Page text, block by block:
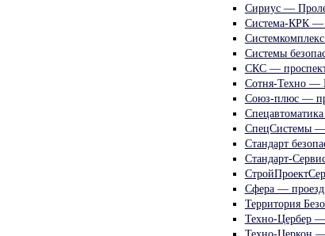
Сириус —
Система-КРК —
Системы
СКС —
Сотня-Техно —
Союз-плюс —
СпецСистемы —
Стандарт
Стандарт-
Сфера — проезд
Территория
Техно-Цербер
Техно-Церкон